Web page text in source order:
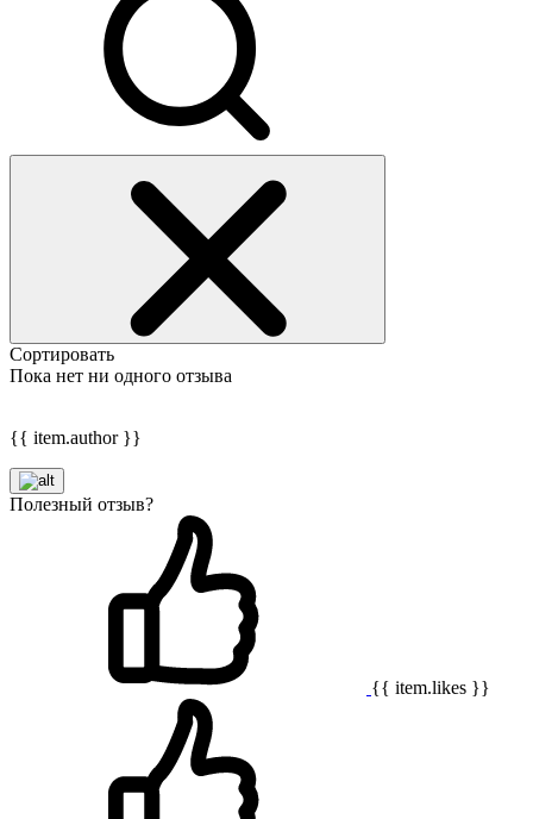
Сортировать
Пока нет ни одного отзыва
{{ item.author }}
Полезный отзыв?
{{ item.likes }}